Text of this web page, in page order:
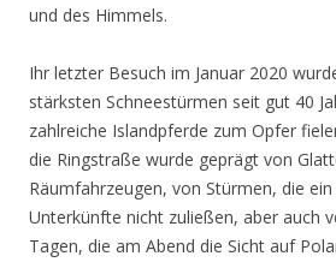
und des Himmels.
Ihr letzter Besuch im Januar 2020
stärksten Schneestürmen seit gut 40
zahlreiche Islandpferde zum Opfer
die Ringstraße wurde geprägt von
Räumfahrzeugen, von Stürmen, die
Unterkünfte nicht zuließen, aber auch
Tagen, die am Abend die Sicht auf